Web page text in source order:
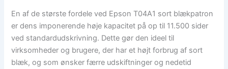
En af de største fordele ved Epson T04A1 sort blækpatron
er dens imponerende høje kapacitet på op til 11.500 sider
ved standardudskrivning. Dette gør den ideel til
virksomheder og brugere, der har et højt forbrug af sort
blæk, og som ønsker færre udskiftninger og nedetid